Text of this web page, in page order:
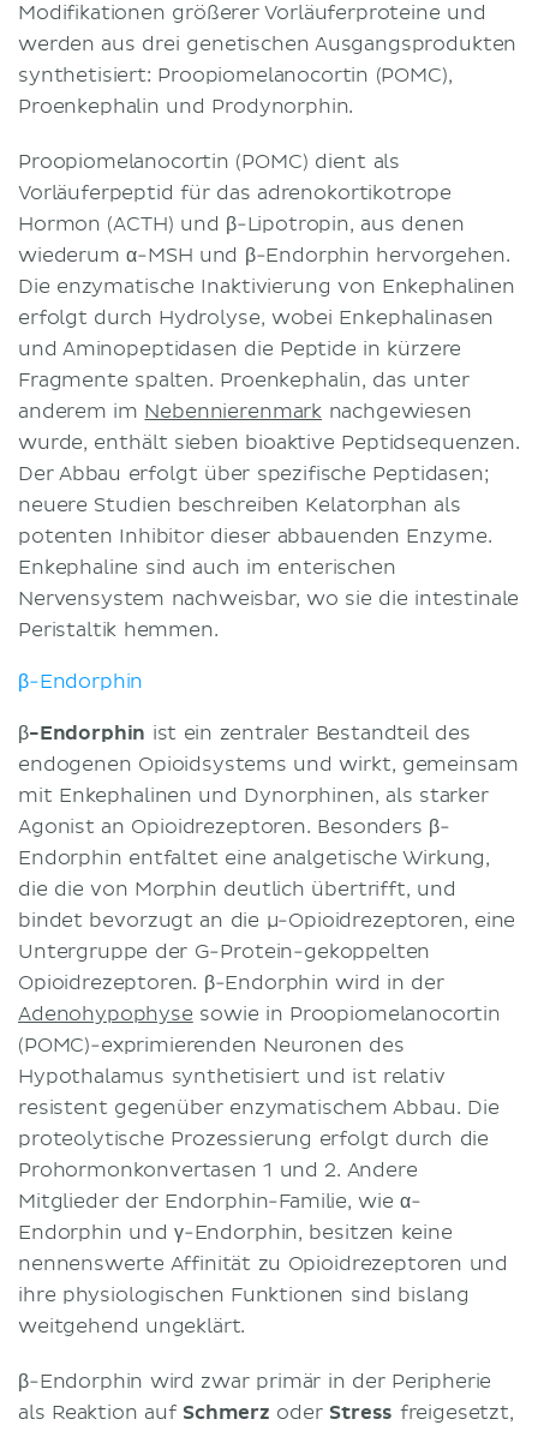
Modifikationen größerer Vorläuferproteine und
werden aus drei genetischen Ausgangsprodukten
synthetisiert: Proopiomelanocortin (POMC),
Proenkephalin und Prodynorphin.
Proopiomelanocortin (POMC) dient als
Vorläuferpeptid für das adrenokortikotrope
Hormon (ACTH) und β-Lipotropin, aus denen
wiederum α-MSH und β-Endorphin hervorgehen.
Die enzymatische Inaktivierung von Enkephalinen
erfolgt durch Hydrolyse, wobei Enkephalinasen
und Aminopeptidasen die Peptide in kürzere
Fragmente spalten. Proenkephalin, das unter
anderem im Nebennierenmark nachgewiesen
wurde, enthält sieben bioaktive Peptidsequenzen.
Der Abbau erfolgt über spezifische Peptidasen;
neuere Studien beschreiben Kelatorphan als
potenten Inhibitor dieser abbauenden Enzyme.
Enkephaline sind auch im enterischen
Nervensystem nachweisbar, wo sie die intestinale
Peristaltik hemmen.
β-Endorphin
β-Endorphin ist ein zentraler Bestandteil des
endogenen Opioidsystems und wirkt, gemeinsam
mit Enkephalinen und Dynorphinen, als starker
Agonist an Opioidrezeptoren. Besonders β-
Endorphin entfaltet eine analgetische Wirkung,
die die von Morphin deutlich übertrifft, und
bindet bevorzugt an die μ-Opioidrezeptoren, eine
Untergruppe der G-Protein-gekoppelten
Opioidrezeptoren. β-Endorphin wird in der
Adenohypophyse sowie in Proopiomelanocortin
(POMC)-exprimierenden Neuronen des
Hypothalamus synthetisiert und ist relativ
resistent gegenüber enzymatischem Abbau. Die
proteolytische Prozessierung erfolgt durch die
Prohormonkonvertasen 1 und 2. Andere
Mitglieder der Endorphin-Familie, wie α-
Endorphin und γ-Endorphin, besitzen keine
nennenswerte Affinität zu Opioidrezeptoren und
ihre physiologischen Funktionen sind bislang
weitgehend ungeklärt.
β-Endorphin wird zwar primär in der Peripherie
als Reaktion auf Schmerz oder Stress freigesetzt,